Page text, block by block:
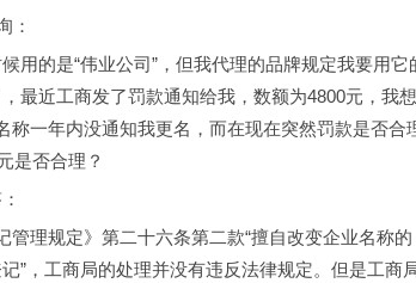
：
用的是“伟业公司”，但我代理的品牌规定我要用
最近工商发了罚款通知给我，数额为4800元，我
称一年内没通知我更名，而在现在突然罚款是否合
是否合理？
管理规定》第二十六条第二款“擅自改变企业名称
”，工商局的处理并没有违反法律规定。但是工商